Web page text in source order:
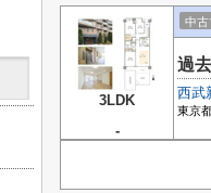
3LDK
-
中古
過
西武
東京